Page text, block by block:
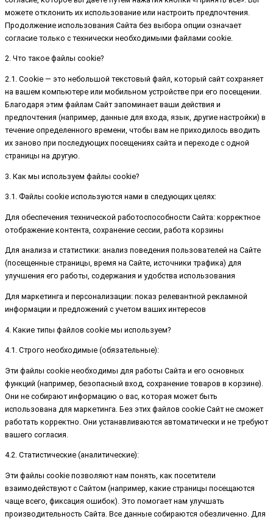
можете отклонить их использование или настроить предпочтения.
Продолжение использования Сайта без выбора опции означает
согласие только с технически необходимыми файлами cookie.
2. Что такое файлы cookie?
2.1. Cookie — это небольшой текстовый файл, который сайт сохраняет
на вашем компьютере или мобильном устройстве при его посещении.
Благодаря этим файлам Сайт запоминает ваши действия и
предпочтения (например, данные для входа, язык, другие настройки) в
течение определенного времени, чтобы вам не приходилось вводить
их заново при последующих посещениях сайта и переходе с одной
страницы на другую.
3. Как мы используем файлы cookie?
3.1. Файлы cookie используются нами в следующих целях:
Для обеспечения технической работоспособности Сайта: корректное
отображение контента, сохранение сессии, работа корзины
Для анализа и статистики: анализ поведения пользователей на Сайте
(посещенные страницы, время на Сайте, источники трафика) для
улучшения его работы, содержания и удобства использования
Для маркетинга и персонализации: показ релевантной рекламной
информации и предложений с учетом ваших интересов
4. Какие типы файлов cookie мы используем?
4.1. Строго необходимые (обязательные):
Эти файлы cookie необходимы для работы Сайта и его основных
функций (например, безопасный вход, сохранение товаров в корзине).
Они не собирают информацию о вас, которая может быть
использована для маркетинга. Без этих файлов cookie Сайт не сможет
работать корректно. Они устанавливаются автоматически и не требуют
вашего согласия.
4.2. Статистические (аналитические):
Эти файлы cookie позволяют нам понять, как посетители
взаимодействуют с Сайтом (например, какие страницы посещаются
чаще всего, фиксация ошибок). Это помогает нам улучшать
производительность Сайта. Все данные собираются обезличенно. Для